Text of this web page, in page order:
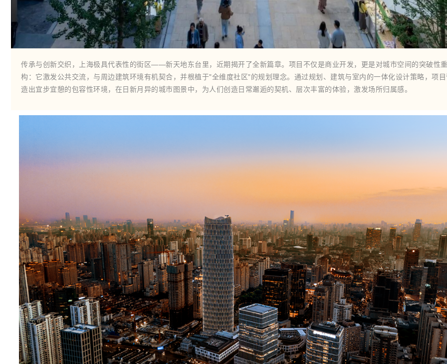
传承与创新交织，上海极具代表性的街区——新天地东台里，近期揭开了全新篇章。项目不仅是商业开发，更是对城市空间的突破性
构：它激发公共交流，与周边建筑环境有机契合，并根植于"全维度社区"的规划理念。通过规划、建筑与室内的一体化设计策略，项
造出宜步宜憩的包容性环境，在日新月异的城市图景中，为人们创造日常邂逅的契机、层次丰富的体验，激发场所归属感。